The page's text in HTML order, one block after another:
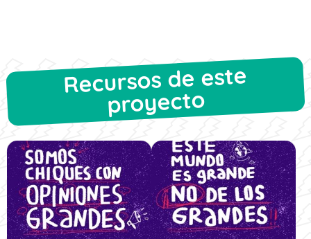
Recursos de este
proyecto